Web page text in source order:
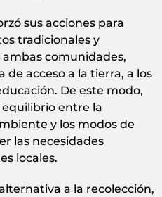
sus acciones para
tradicionales y
comunidades,
acceso a la tierra, a los
De este modo,
entre la
y los modos de
las necesidades
locales.
a la recolección,